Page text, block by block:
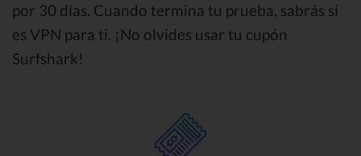
por 30 días. Cuando termina tu prueba, sabrás si
es VPN para ti. ¡No olvides usar tu cupón
Surfshark!